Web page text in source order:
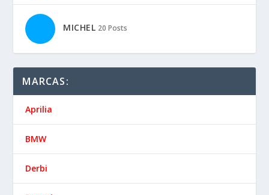
MICHEL 20 Posts
MARCAS:
Aprilia
BMW
Derbi